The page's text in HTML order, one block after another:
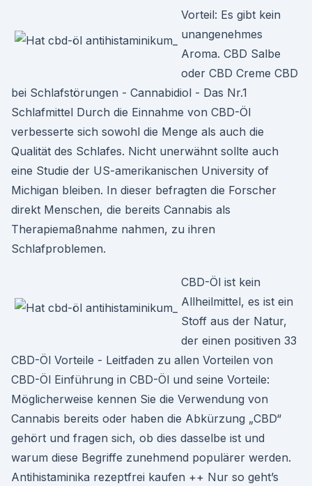
Vorteil: Es gibt kein
unangenehmes
Aroma. CBD Salbe
oder CBD Creme CBD
bei Schlafstörungen - Cannabidiol - Das Nr.1
Schlafmittel Durch die Einnahme von CBD-Öl
verbesserte sich sowohl die Menge als auch die
Qualität des Schlafes. Nicht unerwähnt sollte auch
eine Studie der US-amerikanischen University of
Michigan bleiben. In dieser befragten die Forscher
direkt Menschen, die bereits Cannabis als
Therapiemaßnahme nahmen, zu ihren
Schlafproblemen.
CBD-Öl ist kein
Allheilmittel, es ist ein
Stoff aus der Natur,
der einen positiven 33
CBD-Öl Vorteile - Leitfaden zu allen Vorteilen von
CBD-Öl Einführung in CBD-Öl und seine Vorteile:
Möglicherweise kennen Sie die Verwendung von
Cannabis bereits oder haben die Abkürzung „CBD“
gehört und fragen sich, ob dies dasselbe ist und
warum diese Begriffe zunehmend populärer werden.
Antihistaminika rezeptfrei kaufen ++ Nur so geht’s